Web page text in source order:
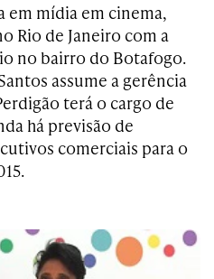
em mídia em cinema,
Rio de Janeiro com a
no bairro do Botafogo.
assume a gerência
terá o cargo de
há previsão de
comerciais para o